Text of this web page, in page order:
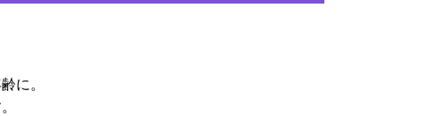
に。